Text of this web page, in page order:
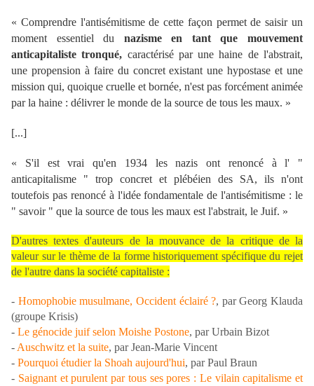
« Comprendre l'antisémitisme de cette façon permet de saisir un
moment essentiel du nazisme en tant que mouvement
anticapitaliste tronqué, caractérisé par une haine de l'abstrait,
une propension à faire du concret existant une hypostase et une
mission qui, quoique cruelle et bornée, n'est pas forcément animée
par la haine : délivrer le monde de la source de tous les maux. »
[...]
« S'il est vrai qu'en 1934 les nazis ont renoncé à l' "
anticapitalisme " trop concret et plébéien des SA, ils n'ont
toutefois pas renoncé à l'idée fondamentale de l'antisémitisme : le
" savoir " que la source de tous les maux est l'abstrait, le Juif. »
D'autres textes d'auteurs de la mouvance de la critique de la
valeur sur le thème de la forme historiquement spécifique du rejet
de l'autre dans la société capitaliste :
- Homophobie musulmane, Occident éclairé ?, par Georg Klauda
(groupe Krisis)
- Le génocide juif selon Moishe Postone, par Urbain Bizot
- Auschwitz et la suite, par Jean-Marie Vincent
- Pourquoi étudier la Shoah aujourd'hui, par Paul Braun
- Saignant et purulent par tous ses pores : Le vilain capitalisme et